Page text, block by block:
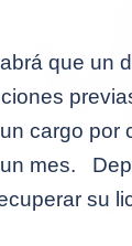
que un
cargo por
mes.
su